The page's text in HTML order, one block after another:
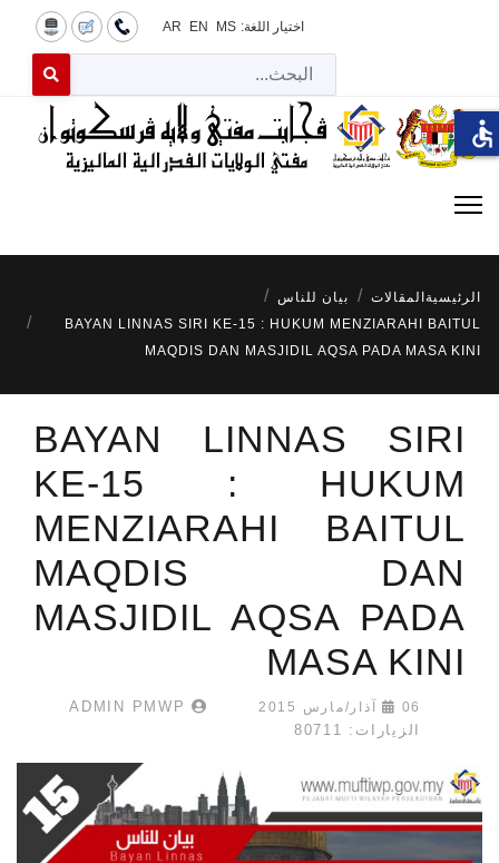
اختيار اللغة: MS
EN
AR
for results.
الرئيسية المقالات
بيان للناس
BAYAN LINNAS SIRI KE-15 : HUKUM MENZIARAHI BAITUL
MAQDIS DAN MASJIDIL AQSA PADA MASA KINI
BAYAN LINNAS SIRI
KE-15 : HUKUM
MENZIARAHI BAITUL
MAQDIS DAN
MASJIDIL AQSA PADA
MASA KINI
06 آذار/مارس 2015
ADMIN PMWP
الزيارات: 80711
accessible